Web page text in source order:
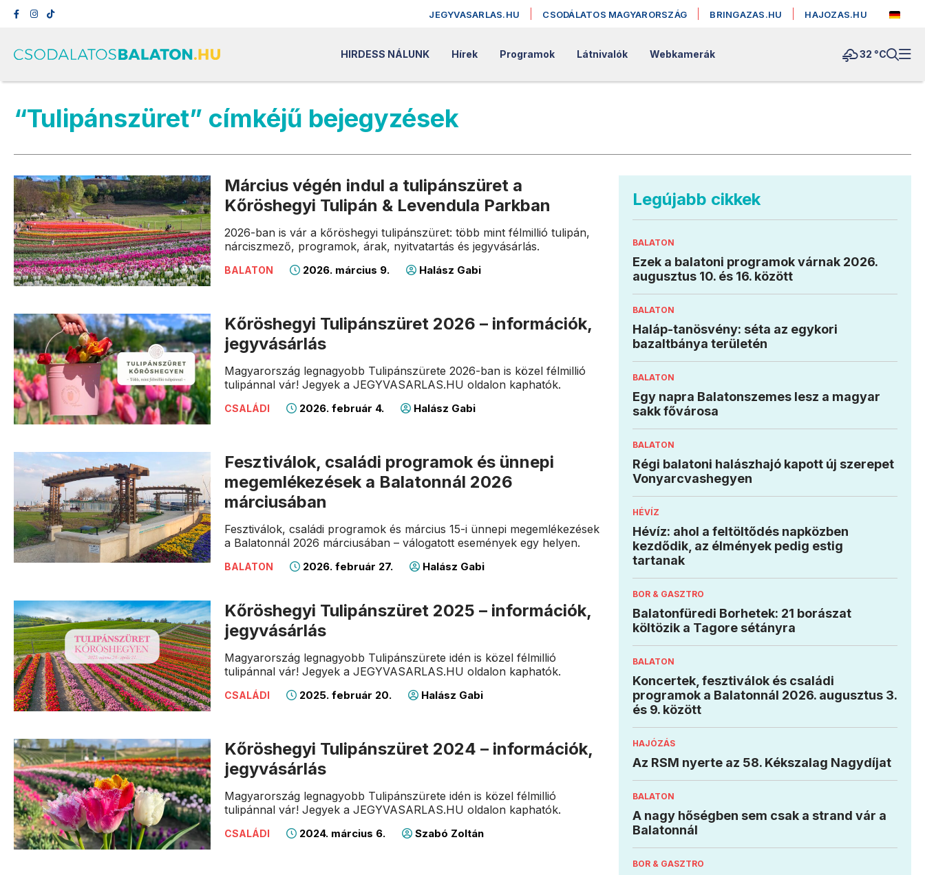
JEGYVASARLAS.HU CSODÁLATOS MAGYARORSZÁG BRINGAZAS.HU HAJOZAS.HU
HIRDESS NÁLUNK Hírek Programok Látnivalók Webkamerák 32 °C
“Tulipánszüret” címkéjű bejegyzések
Március végén indul a tulipánszüret a
Kőröshegyi Tulipán & Levendula Parkban
2026-ban is vár a kőröshegyi tulipánszüret: több mint félmillió tulipán,
nárciszmező, programok, árak, nyitvatartás és jegyvásárlás.
BALATON 2026. március 9. Halász Gabi
Kőröshegyi Tulipánszüret 2026 – információk,
jegyvásárlás
Magyarország legnagyobb Tulipánszürete 2026-ban is közel félmillió
tulipánnal vár! Jegyek a JEGYVASARLAS.HU oldalon kaphatók.
CSALÁDI 2026. február 4. Halász Gabi
Fesztiválok, családi programok és ünnepi
megemlékezések a Balatonnál 2026
márciusában
Fesztiválok, családi programok és március 15-i ünnepi megemlékezések
a Balatonnál 2026 márciusában – válogatott események egy helyen.
BALATON 2026. február 27. Halász Gabi
Kőröshegyi Tulipánszüret 2025 – információk,
jegyvásárlás
Magyarország legnagyobb Tulipánszürete idén is közel félmillió
tulipánnal vár! Jegyek a JEGYVASARLAS.HU oldalon kaphatók.
CSALÁDI 2025. február 20. Halász Gabi
Kőröshegyi Tulipánszüret 2024 – információk,
jegyvásárlás
Magyarország legnagyobb Tulipánszürete idén is közel félmillió
tulipánnal vár! Jegyek a JEGYVASARLAS.HU oldalon kaphatók.
CSALÁDI 2024. március 6. Szabó Zoltán
Legújabb cikkek
BALATON
Ezek a balatoni programok várnak 2026.
augusztus 10. és 16. között
BALATON
Haláp-tanösvény: séta az egykori
bazaltbánya területén
BALATON
Egy napra Balatonszemes lesz a magyar
sakk fővárosa
BALATON
Régi balatoni halászhajó kapott új szerepet
Vonyarcvashegyen
HÉVÍZ
Hévíz: ahol a feltöltődés napközben
kezdődik, az élmények pedig estig
tartanak
BOR & GASZTRO
Balatonfüredi Borhetek: 21 borászat
költözik a Tagore sétányra
BALATON
Koncertek, fesztiválok és családi
programok a Balatonnál 2026. augusztus 3.
és 9. között
HAJÓZÁS
Az RSM nyerte az 58. Kékszalag Nagydíjat
BALATON
A nagy hőségben sem csak a strand vár a
Balatonnál
BOR & GASZTRO